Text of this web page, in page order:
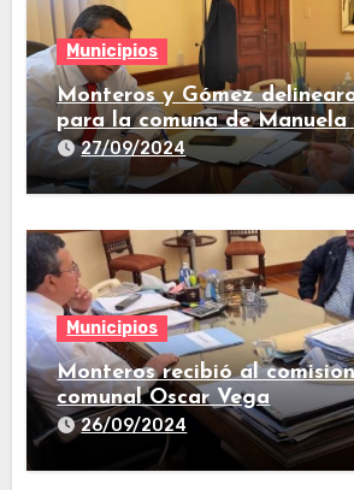
Municipios
Monteros y Gómez
para la comuna de Manuela
27/09/2024
Municipios
Monteros recibió al
comunal Oscar Vega
26/09/2024